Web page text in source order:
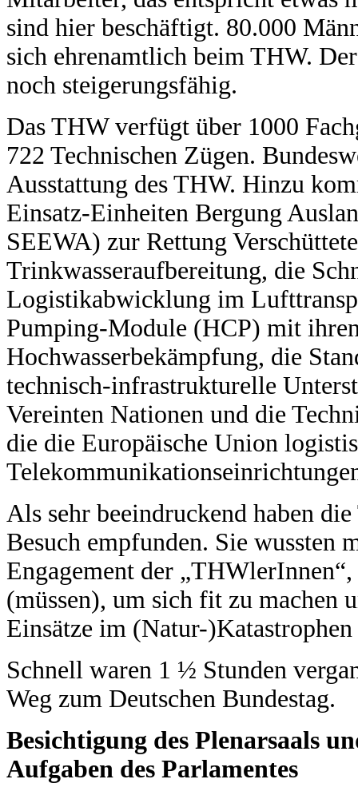
sind hier beschäftigt. 80.000
sich ehrenamtlich beim THW.
noch steigerungsfähig.
Das THW verfügt über 1000
722 Technischen Zügen.
Ausstattung des THW. Hinzu
Einsatz-Einheiten Bergung
SEEWA) zur Rettung
Trinkwasseraufbereitung, die
Logistikabwicklung im
Pumping-Module (HCP) mit
Hochwasserbekämpfung, die
technisch-infrastrukturelle
Vereinten Nationen und die
die die Europäische Union
Als sehr beeindruckend haben
Besuch empfunden. Sie wussten
Engagement der
(müssen), um sich fit zu machen
Einsätze im (Natur-
Schnell waren 1 ½ Stunden
Weg zum Deutschen Bundestag.
Besichtigung des Plenarsaals
Aufgaben des Parlamentes